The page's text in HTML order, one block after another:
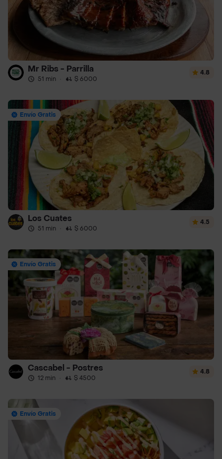
Mr Ribs - Parrilla
51 min · $ 6000
4.8
Envío Gratis
Los Cuates
51 min · $ 6000
4.5
Envío Gratis
Cascabel - Postres
12 min · $ 4500
4.8
Envío Gratis